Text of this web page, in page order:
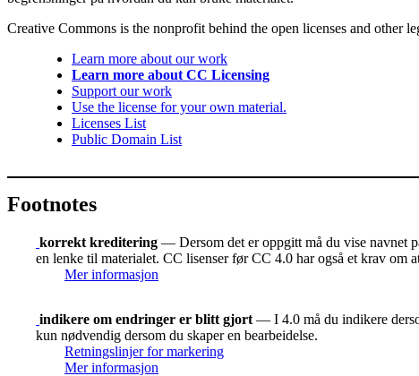
Creative Commons is the nonprofit behind the open licenses and other
Learn more about our work
Learn more about CC Licensing
Support our work
Use the license for your own material.
Licenses List
Public Domain List
Footnotes
korrekt kreditering — Dersom det er oppgitt må du vise navnet
en lenke til materialet. CC lisenser før CC 4.0 har også et krav om
Mer informasjon
indikere om endringer er blitt gjort — I 4.0 må du indikere
kun nødvendig dersom du skaper en bearbeidelse.
Retningslinjer for markering
Mer informasjon